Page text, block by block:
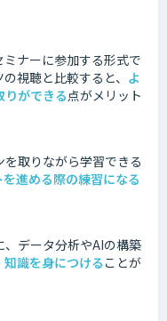
ナーに参加する形式で
視聴と比較すると、 よ
りができる点がメリット
取りながら学習できる
進める際の練習になる
データ分析やAIの構築
識を身につけることが